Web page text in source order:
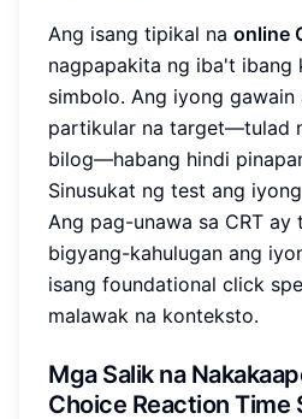
Ang isang tipikal na online
nagpapakita ng iba't ibang
simbolo. Ang iyong
partikular na target—tulad
bilog—habang hindi
Sinusukat ng test ang
Ang pag-unawa sa CRT ay
bigyang-kahulugan ang
isang foundational click
malawak na konteksto.
Mga Salik na
Choice Reaction Time